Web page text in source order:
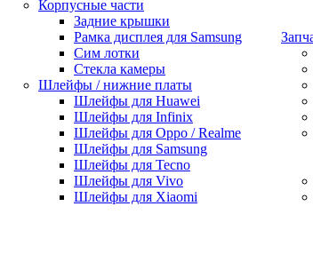
Корпусные части
Задние крышки
Рамка дисплея для Samsung
Сим лотки
Стекла камеры
Шлейфы / нижние платы
Шлейфы для Huawei
Шлейфы для Infinix
Шлейфы для Oppo / Realme
Шлейфы для Samsung
Шлейфы для Tecno
Шлейфы для Vivo
Шлейфы для Xiaomi